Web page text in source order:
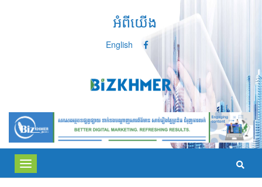
អំពីយើង
English
Toggle
navigation